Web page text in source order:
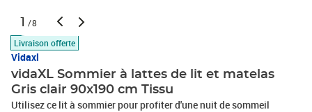
1 /8
Livraison offerte
Vidaxl
vidaXL Sommier à lattes de lit et matelas
Gris clair 90x190 cm Tissu
Utilisez ce lit à sommier pour profiter d'une nuit de sommeil